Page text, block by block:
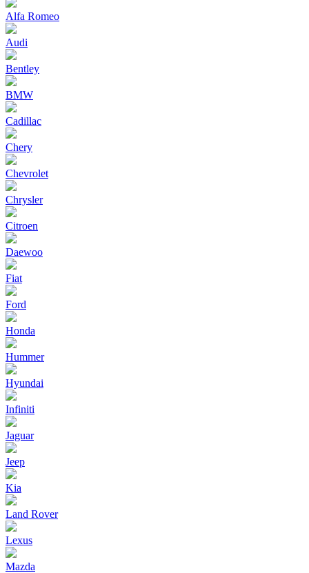
Alfa Romeo
Audi
Bentley
BMW
Cadillac
Chery
Chevrolet
Chrysler
Citroen
Daewoo
Fiat
Ford
Honda
Hummer
Hyundai
Infiniti
Jaguar
Jeep
Kia
Land Rover
Lexus
Mazda